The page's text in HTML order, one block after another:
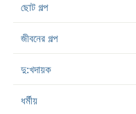
ছোট গল্প
জীবনের গল্প
দু:খদায়ক
ধর্মীয়